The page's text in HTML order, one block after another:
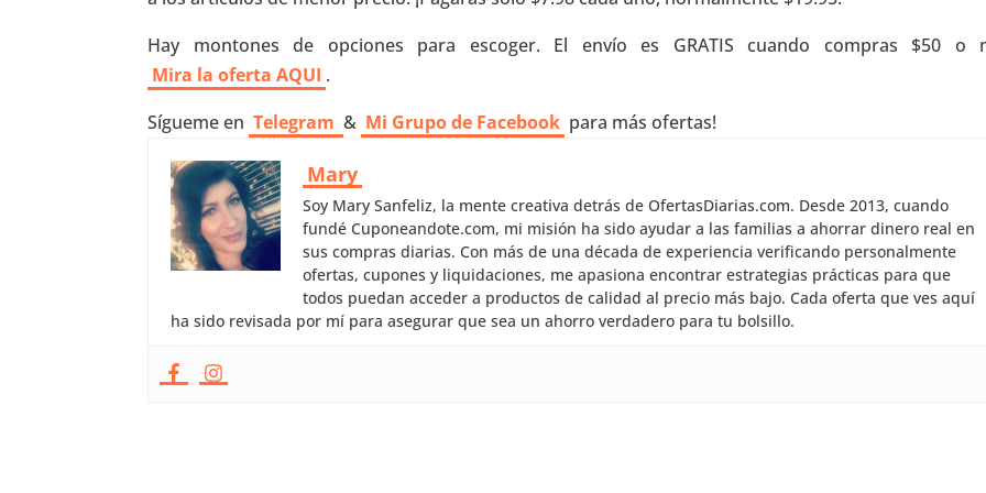
Hay montones de opciones para escoger. El envío es GRATIS cuando compras $50 o
Mira la oferta AQUI .
Sígueme en Telegram & Mi Grupo de Facebook para más ofertas!
Mary
Soy Mary Sanfeliz, la mente creativa detrás de OfertasDiarias.com. Desde 2013, cuando
fundé Cuponeandote.com, mi misión ha sido ayudar a las familias a ahorrar dinero real en
sus compras diarias. Con más de una década de experiencia verificando personalmente
ofertas, cupones y liquidaciones, me apasiona encontrar estrategias prácticas para que
todos puedan acceder a productos de calidad al precio más bajo. Cada oferta que ves aquí
ha sido revisada por mí para asegurar que sea un ahorro verdadero para tu bolsillo.